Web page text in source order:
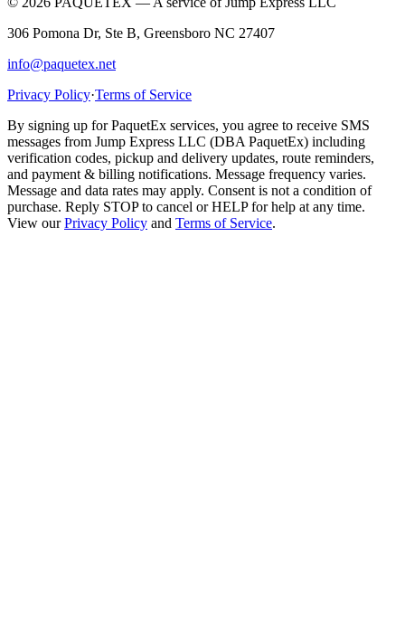
306 Pomona Dr, Ste B, Greensboro NC 27407
info@paquetex.net
Privacy Policy·Terms of Service
By signing up for PaquetEx services, you agree to receive SMS
messages from Jump Express LLC (DBA PaquetEx) including
verification codes, pickup and delivery updates, route reminders,
and payment & billing notifications. Message frequency varies.
Message and data rates may apply. Consent is not a condition of
purchase. Reply STOP to cancel or HELP for help at any time.
View our Privacy Policy and Terms of Service.